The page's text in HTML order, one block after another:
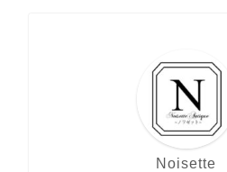
Noisette